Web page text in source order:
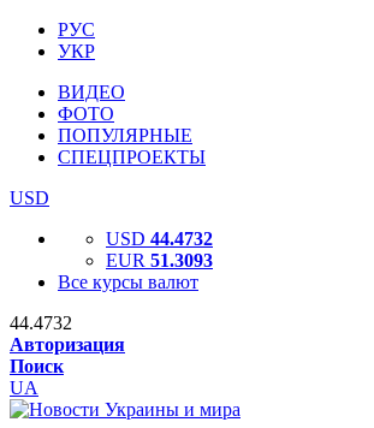
РУС
УКР
ВИДЕО
ФОТО
ПОПУЛЯРНЫЕ
СПЕЦПРОЕКТЫ
USD
USD 44.4732
EUR 51.3093
Все курсы валют
44.4732
Авторизация
Поиск
UA